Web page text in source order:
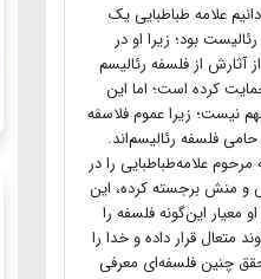
علامه ‌طباطبایی یک
بود؛ زیرا او در
آثارش از فلسفه رئالیسم
کرده است؛ اما این
نیست؛ زیرا عموم فلاسفه
فلسفه رئالیسم‌اند.
علامه‌طباطبایی را در
و منش برجسته کرده، این
معیار این‌گونه فلسفه را
متعال قرار داده و خدا را
چنین فلسفه‌ای معرفی